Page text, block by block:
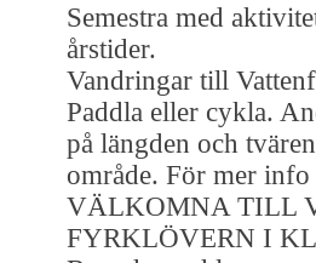
Semestra med
årstider.
Vandringar till
Paddla eller cykla.
på längden och
område. För mer info
VÄLKOMNA TILL
FYRKLÖVERN I